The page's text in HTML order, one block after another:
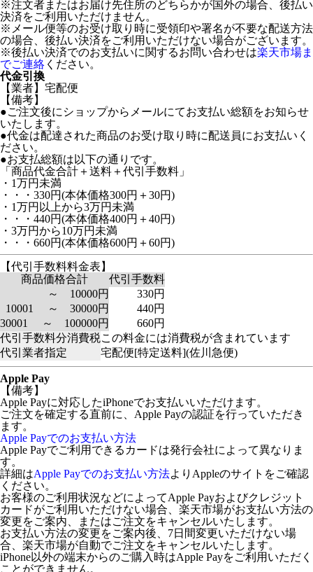
※注文者またはお届け先住所のどちらかが国外の場合、後払い
決済をご利用いただけません。
※メール便等のお受け取り時に受領印や署名が不要な配送方法
の場合、後払い決済をご利用いただけない場合がございます。
※後払い決済でのお支払いに関するお問い合わせは楽天市場ま
でご連絡 ください。
代金引換
【業者】宅配便
【備考】
●ご注文後にショップからメールにてお支払い総額をお知らせ
いたします。
●代金は配達された商品のお受け取り時に配送員にお支払いく
ださい。
●お支払総額は以下の通りです。
「商品代金合計＋送料＋代引手数料」
・1万円未満
・・・330円(本体価格300円＋30円)
・1万円以上から3万円未満
・・・440円(本体価格400円＋40円)
・3万円から10万円未満
・・・660円(本体価格600円＋60円)
【代引手数料料金表】
商品価格合計
代引手数料
～ 10000円
330円
10001 ～ 30000円
440円
30001 ～ 100000円
660円
代引手数料分消費税この料金には消費税が含まれています
代引業者指定
宅配便[特定送料](佐川急便)
Apple Pay
【備考】
Apple Payに対応したiPhoneでお支払いいただけます。
ご注文を確定する直前に、Apple Payの認証を行っていただき
ます。
Apple Payでのお支払い方法
Apple Payでご利用できるカードは発行会社によって異なりま
す。
詳細はApple Payでのお支払い方法よりAppleのサイトをご確認
ください。
お客様のご利用状況などによってApple Payおよびクレジット
カードがご利用いただけない場合、楽天市場がお支払い方法の
変更をご案内、またはご注文をキャンセルいたします。
お支払い方法の変更をご案内後、7日間変更いただけない場
合、楽天市場が自動でご注文をキャンセルいたします。
iPhone以外の端末からのご購入時はApple Payをご利用いただく
ことができません。